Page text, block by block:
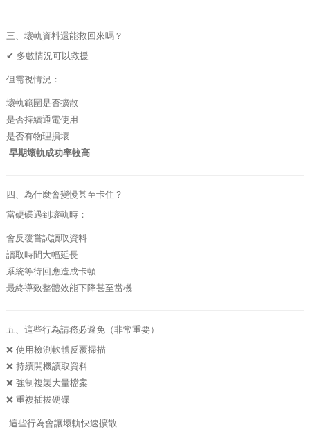
三、壞軌資料還能救回來嗎？
✔ 多數情況可以救援
但需視情況：
壞軌範圍是否擴散
是否持續通電使用
是否有物理損壞
早期壞軌成功率較高
四、為什麼會變慢甚至卡住？
當硬碟遇到壞軌時：
會反覆嘗試讀取資料
讀取時間大幅延長
系統等待回應造成卡頓
最終導致整體效能下降甚至當機
五、這些行為請務必避免（非常重要）
❌ 使用檢測軟體反覆掃描
❌ 持續開機讀取資料
❌ 強制複製大量檔案
❌ 重複插拔硬碟
這些行為會讓壞軌快速擴散